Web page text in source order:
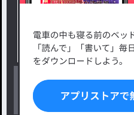
新着小説一覧
小説コンテスト応募・公募
出版・メディアミックス作品